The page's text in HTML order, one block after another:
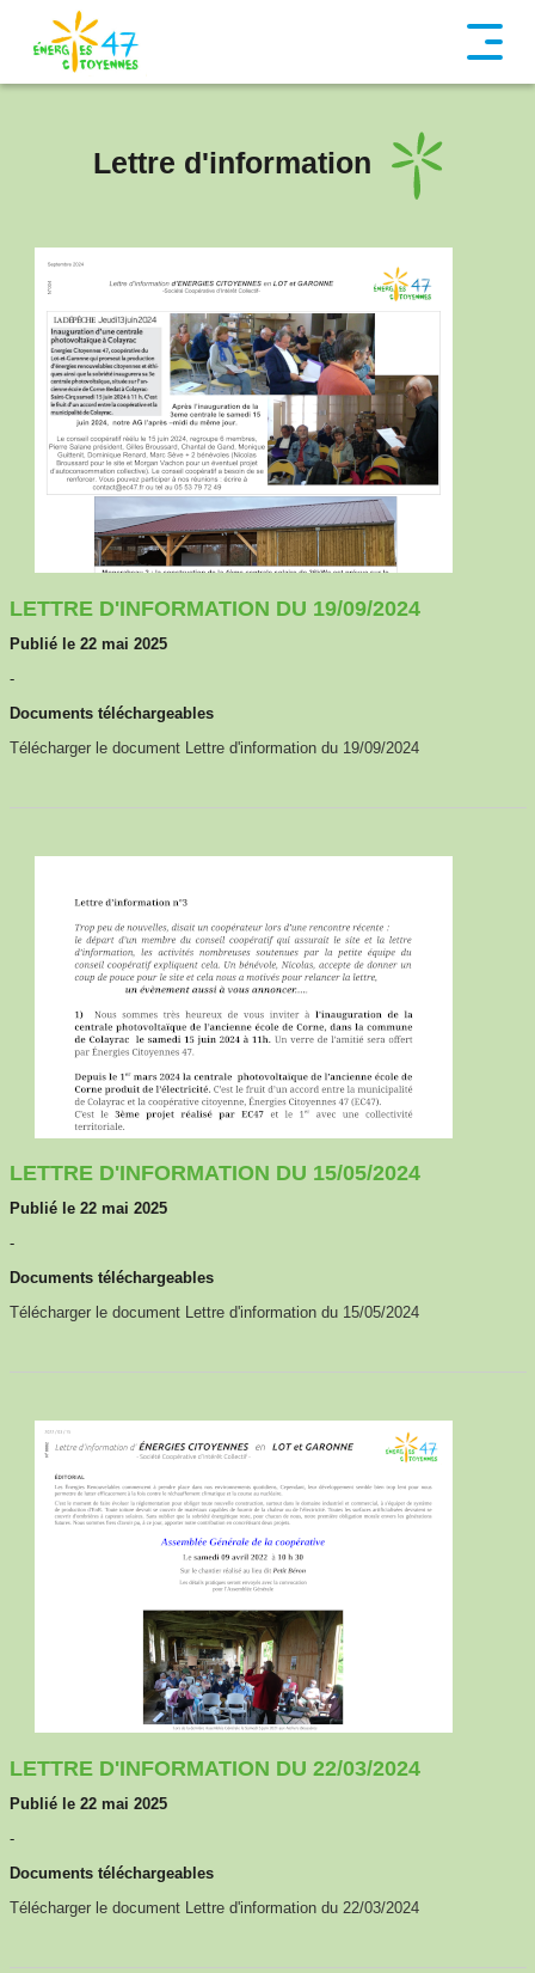
Lettre d'information
LETTRE D'INFORMATION DU 19/09/2024
Publié le 22 mai 2025
-
Documents téléchargeables
Télécharger le document Lettre d'information du 19/09/2024
LETTRE D'INFORMATION DU 15/05/2024
Publié le 22 mai 2025
-
Documents téléchargeables
Télécharger le document Lettre d'information du 15/05/2024
LETTRE D'INFORMATION DU 22/03/2024
Publié le 22 mai 2025
-
Documents téléchargeables
Télécharger le document Lettre d'information du 22/03/2024